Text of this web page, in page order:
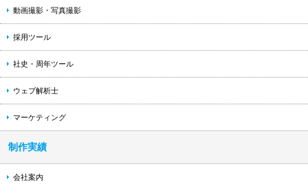
動画撮影・写真撮影
採用ツール
社史・周年ツール
ウェブ解析士
マーケティング
制作実績
会社案内